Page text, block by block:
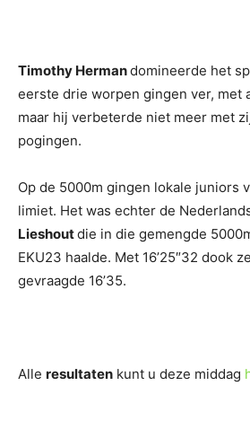
Timothy Hermandomineerde het
eerste drie worpen gingen ver, met
maar hij verbeterde niet meer met
pogingen.
Op de 5000m gingen lokale juniors
limiet. Het was echter de
Lieshoutdie in die gemengde
EKU23 haalde. Met 16’25″32 dook
gevraagde 16’35.
Alle resultaten kunt u deze middag